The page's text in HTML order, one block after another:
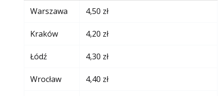
Warszawa 4,50 zł
Kraków 4,20 zł
Łódź 4,30 zł
Wrocław 4,40 zł